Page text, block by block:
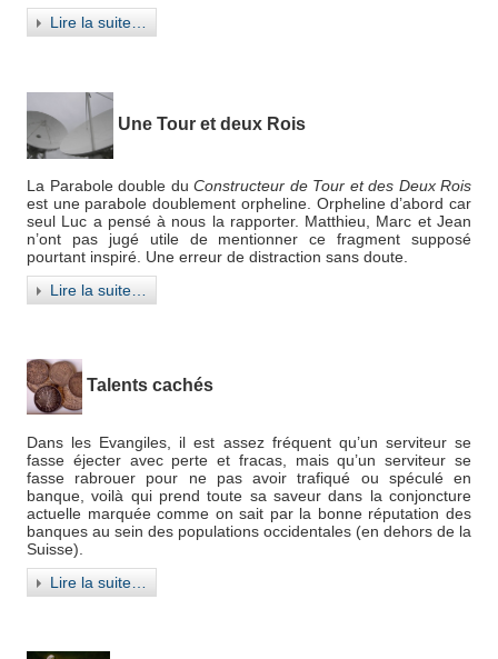
Lire la suite…
Une Tour et deux Rois
La Parabole double du Constructeur de Tour et des Deux Rois
est une parabole doublement orpheline. Orpheline d’abord car
seul Luc a pensé à nous la rapporter. Matthieu, Marc et Jean
n’ont pas jugé utile de mentionner ce fragment supposé
pourtant inspiré. Une erreur de distraction sans doute.
Lire la suite…
Talents cachés
Dans les Evangiles, il est assez fréquent qu’un serviteur se
fasse éjecter avec perte et fracas, mais qu’un serviteur se
fasse rabrouer pour ne pas avoir trafiqué ou spéculé en
banque, voilà qui prend toute sa saveur dans la conjoncture
actuelle marquée comme on sait par la bonne réputation des
banques au sein des populations occidentales (en dehors de la
Suisse).
Lire la suite…